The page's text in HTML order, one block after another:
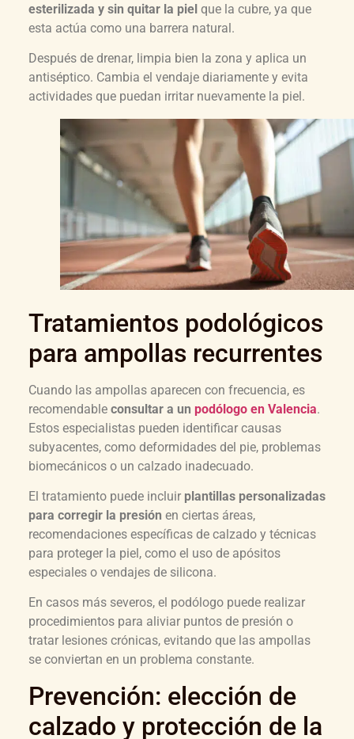
esterilizada y sin quitar la pielque la cubre, ya que
esta actúa como una barrera natural.
Después de drenar, limpia bien la zona y aplica un
antiséptico. Cambia el vendaje diariamente y evita
actividades que puedan irritar nuevamente la piel.
Tratamientos podológicos
para ampollas recurrentes
Cuando las ampollas aparecen con frecuencia, es
recomendable consultar a un podólogo en Valencia.
Estos especialistas pueden identificar causas
subyacentes, como deformidades del pie, problemas
biomecánicos o un calzado inadecuado.
El tratamiento puede incluir plantillas personalizadas
para corregir la presión en ciertas áreas,
recomendaciones específicas de calzado y técnicas
para proteger la piel, como el uso de apósitos
especiales o vendajes de silicona.
En casos más severos, el podólogo puede realizar
procedimientos para aliviar puntos de presión o
tratar lesiones crónicas, evitando que las ampollas
se conviertan en un problema constante.
Prevención: elección de
calzado y protección de la